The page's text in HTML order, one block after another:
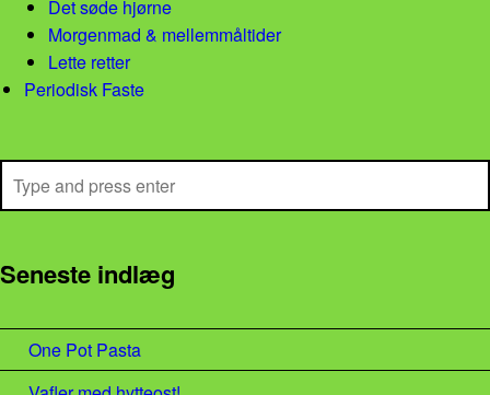
Det søde hjørne
Morgenmad & mellemmåltider
Lette retter
Periodisk Faste
Search
Seneste indlæg
One Pot Pasta